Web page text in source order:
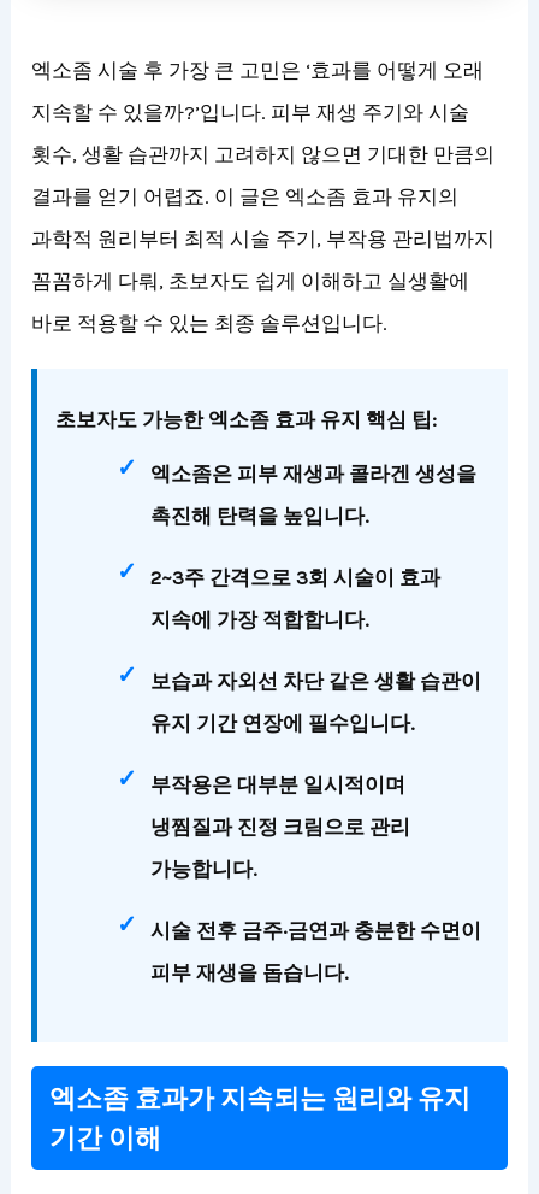
엑소좀 시술 후 가장 큰 고민은 ‘효과를 어떻게 오래
지속할 수 있을까?’입니다. 피부 재생 주기와 시술
횟수, 생활 습관까지 고려하지 않으면 기대한 만큼의
결과를 얻기 어렵죠. 이 글은 엑소좀 효과 유지의
과학적 원리부터 최적 시술 주기, 부작용 관리법까지
꼼꼼하게 다뤄, 초보자도 쉽게 이해하고 실생활에
바로 적용할 수 있는 최종 솔루션입니다.
초보자도 가능한 엑소좀 효과 유지 핵심 팁:
엑소좀은 피부 재생과 콜라겐 생성을
촉진해 탄력을 높입니다.
2~3주 간격으로 3회 시술이 효과
지속에 가장 적합합니다.
보습과 자외선 차단같은 생활 습관이
유지 기간 연장에 필수입니다.
부작용은 대부분 일시적이며
냉찜질과 진정 크림으로 관리
가능합니다.
시술 전후 금주·금연과 충분한 수면이
피부 재생을 돕습니다.
엑소좀 효과가 지속되는 원리와 유지
기간 이해